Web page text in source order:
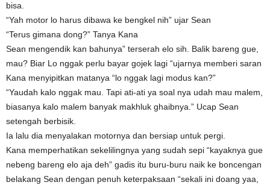
bisa.
“Yah motor lo harus dibawa ke bengkel nih” ujar Sean
“Terus gimana dong?” Tanya Kana
Sean mengendik kan bahunya” terserah elo sih. Balik bareng gue,
mau? Biar Lo nggak perlu bayar gojek lagi “ujarnya memberi saran
Kana menyipitkan matanya “lo nggak lagi modus kan?”
“Yaudah kalo nggak mau. Tapi ati-ati ya soal nya udah mau malem,
biasanya kalo malem banyak makhluk ghaibnya.” Ucap Sean
setengah berbisik.
Ia lalu dia menyalakan motornya dan bersiap untuk pergi.
Kana memperhatikan sekelilingnya yang sudah sepi “kayaknya gue
nebeng bareng elo aja deh” gadis itu buru-buru naik ke boncengan
belakang Sean dengan penuh keterpaksaan “sekali ini doang yaa,